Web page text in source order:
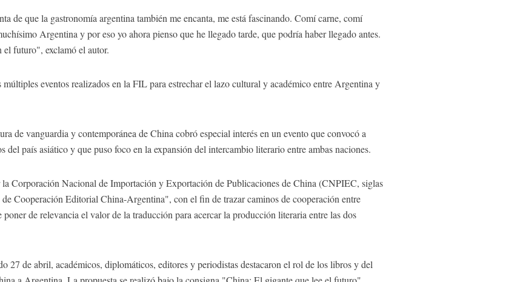
de que la gastronomía argentina también me encanta, me está fascinando. Comí carne, comí
Argentina y por eso yo ahora pienso que he llegado tarde, que podría haber llegado antes.
futuro", exclamó el autor.
múltiples eventos realizados en la FIL para estrechar el lazo cultural y académico entre Argentina y
de vanguardia y contemporánea de China cobró especial interés en un evento que convocó a
del país asiático y que puso foco en la expansión del intercambio literario entre ambas naciones.
Corporación Nacional de Importación y Exportación de Publicaciones de China (CNPIEC, siglas
Cooperación Editorial China-Argentina", con el fin de trazar caminos de cooperación entre
poner de relevancia el valor de la traducción para acercar la producción literaria entre las dos
27 de abril, académicos, diplomáticos, editores y periodistas destacaron el rol de los libros y del